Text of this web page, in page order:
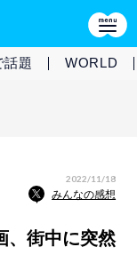
話題 WORLD
2022/11/18
みんなの感想
、街中に突然